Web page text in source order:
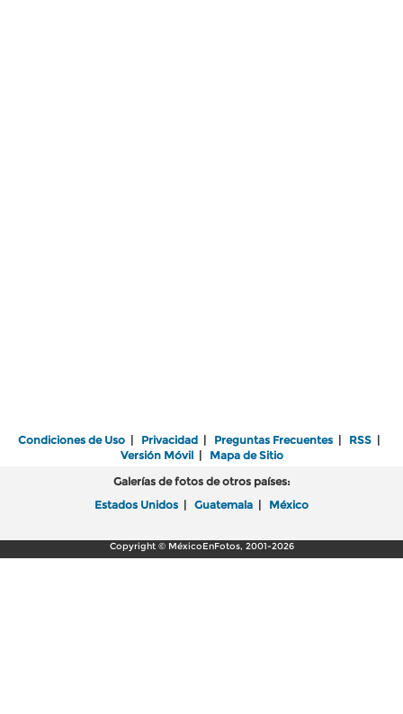
Condiciones de Uso | Privacidad | Preguntas Frecuentes | RSS |
Versión Móvil| Mapa de Sitio
Galerías de fotos de otros países:
Estados Unidos | Guatemala | México
Copyright © MéxicoEnFotos, 2001-2026